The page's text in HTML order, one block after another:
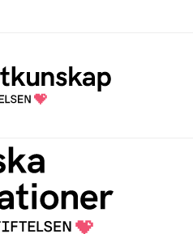
hjälper dig att bli en
internetanvändare
i en sektors- eller
federation